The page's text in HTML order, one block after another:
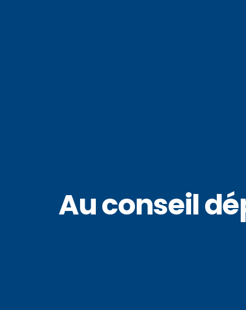
Au conseil